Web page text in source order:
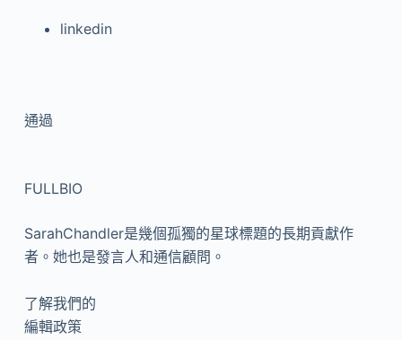
linkedin
通過
FULLBIO
SarahChandler是幾個孤獨的星球標題的長期貢獻作
者。她也是發言人和通信顧問。
了解我們的
編輯政策